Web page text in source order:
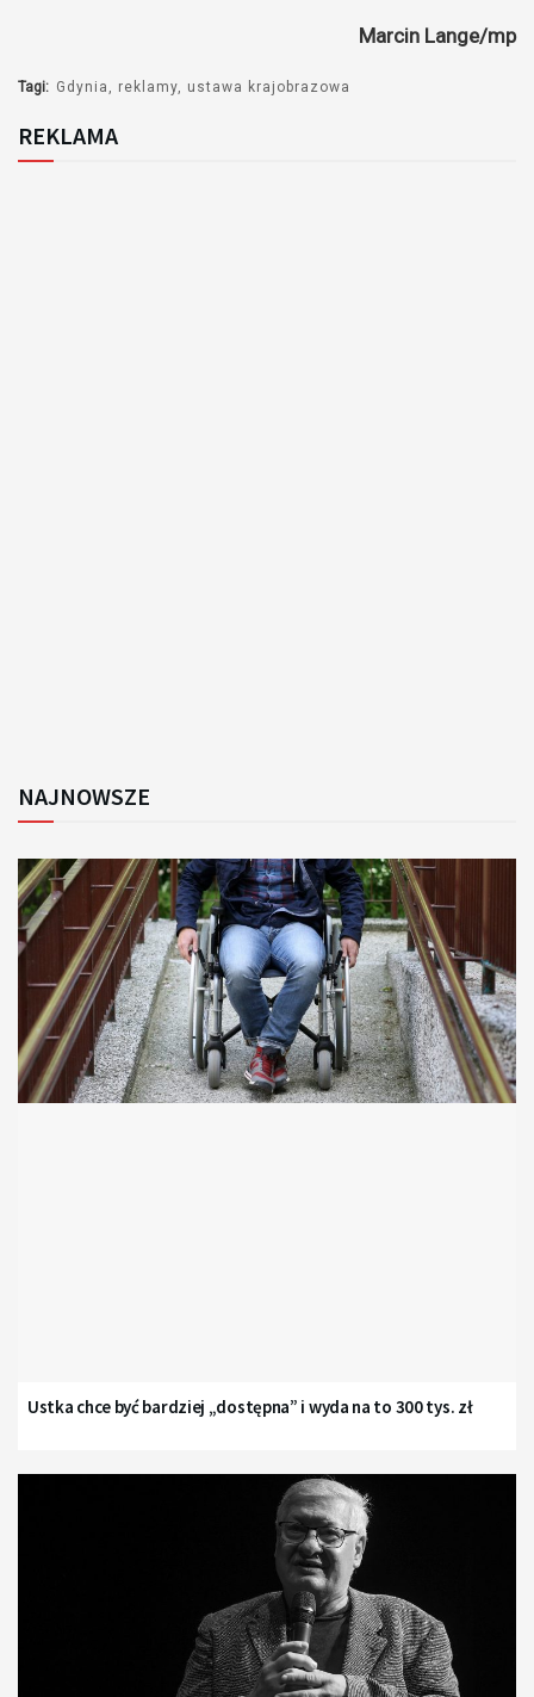
Marcin Lange/mp
Tagi: Gdynia reklamy ustawa krajobrazowa
REKLAMA
NAJNOWSZE
Ustka chce być bardziej „dostępna” i wyda na to 300 tys. zł